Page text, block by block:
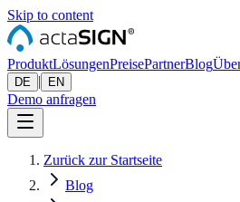
Skip to content
ProduktLösungenPreisePartnerBlog
DE | EN
Demo anfragen
Zurück zur Startseite
Blog